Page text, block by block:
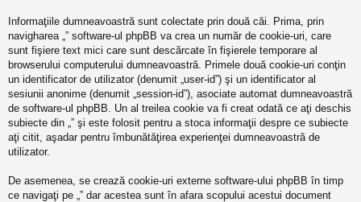
Informaţiile dumneavoastră sunt colectate prin două căi. Prima, prin
navigharea „” software-ul phpBB va crea un număr de cookie-uri, care
sunt fişiere text mici care sunt descărcate în fişierele temporare al
browserului computerului dumneavoastră. Primele două cookie-uri conţin
un identificator de utilizator (denumit „user-id”) şi un identificator al
sesiunii anonime (denumit „session-id”), asociate automat dumneavoastră
de software-ul phpBB. Un al treilea cookie va fi creat odată ce aţi deschis
subiecte din „” şi este folosit pentru a stoca informaţii despre ce subiecte
aţi citit, aşadar pentru îmbunătăţirea experienţei dumneavoastră de
utilizator.
De asemenea, se crează cookie-uri externe software-ului phpBB în timp
ce navigaţi pe „” dar acestea sunt în afara scopului acestui document